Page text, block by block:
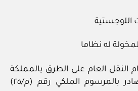
اللوجستية
له نظاما
النقل العام على الطرق بالمملكة
العربية السعودية الصادر بالمرسوم الملكي رقم (م/٢٥)